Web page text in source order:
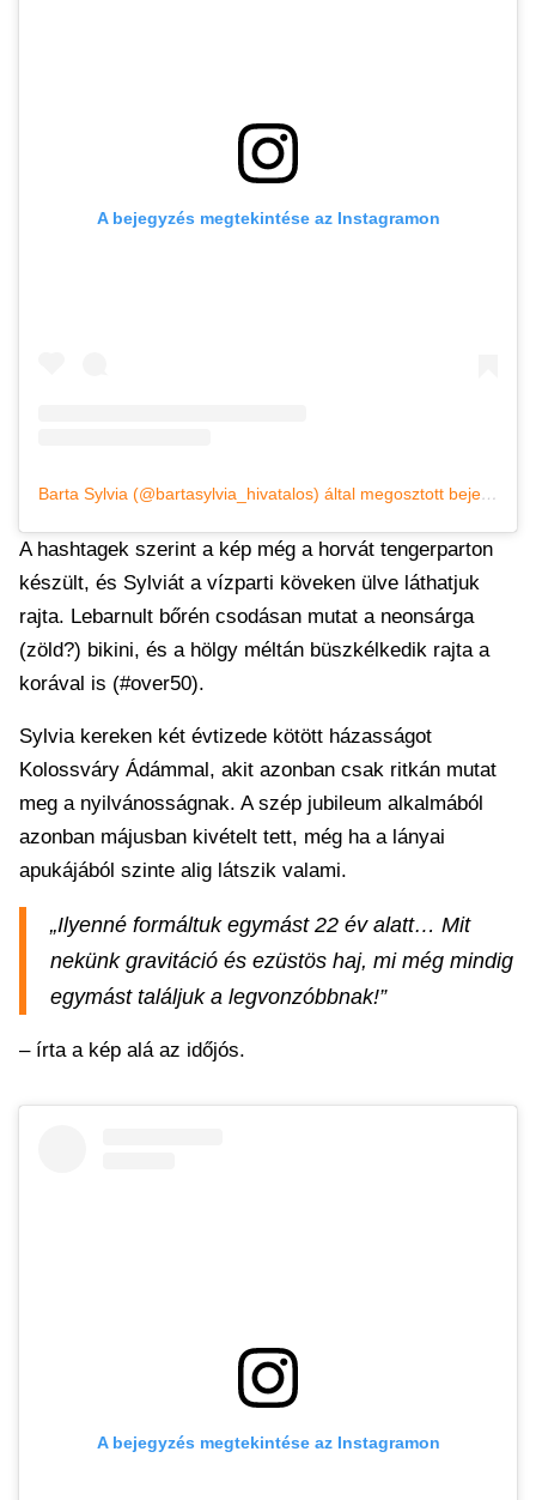
A bejegyzés megtekintése az Instagramon
Barta Sylvia (@bartasylvia_hivatalos) által megosztott bejegyzés
A hashtagek szerint a kép még a horvát tengerparton
készült, és Sylviát a vízparti köveken ülve láthatjuk
rajta. Lebarnult bőrén csodásan mutat a neonsárga
(zöld?) bikini, és a hölgy méltán büszkélkedik rajta a
korával is (#over50).
Sylvia kereken két évtizede kötött házasságot
Kolossváry Ádámmal, akit azonban csak ritkán mutat
meg a nyilvánosságnak. A szép jubileum alkalmából
azonban májusban kivételt tett, még ha a lányai
apukájából szinte alig látszik valami.
„Ilyenné formáltuk egymást 22 év alatt… Mit
nekünk gravitáció és ezüstös haj, mi még mindig
egymást találjuk a legvonzóbbnak!”
– írta a kép alá az időjós.
A bejegyzés megtekintése az Instagramon